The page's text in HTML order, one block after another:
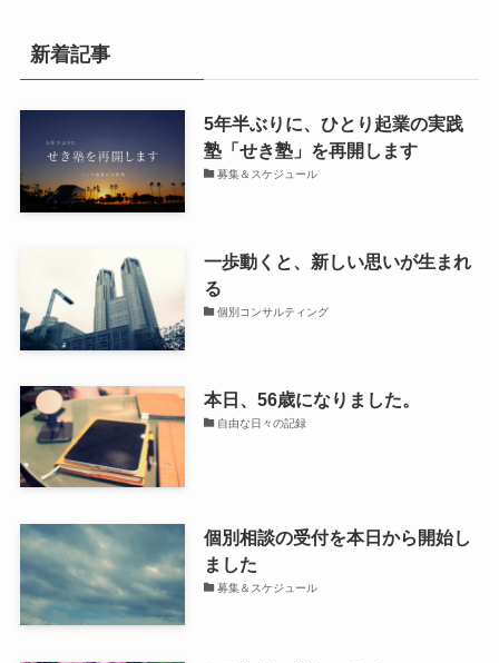
新着記事
5年半ぶりに、ひとり起業の実践
塾「せき塾」を再開します
募集＆スケジュール
一歩動くと、新しい思いが生まれ
る
個別コンサルティング
本日、56歳になりました。
自由な日々の記録
個別相談の受付を本日から開始し
ました
募集＆スケジュール